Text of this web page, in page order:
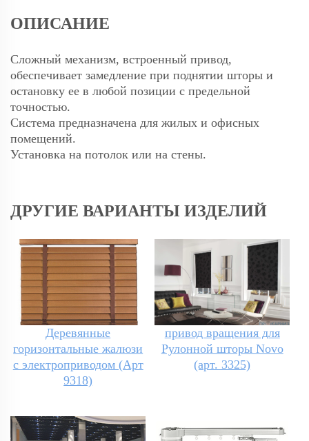
ОПИСАНИЕ
Сложный механизм, встроенный привод,
обеспечивает замедление при поднятии шторы и
остановку ее в любой позиции с предельной
точностью.
Система предназначена для жилых и офисных
помещений.
Установка на потолок или на стены.
ДРУГИЕ ВАРИАНТЫ ИЗДЕЛИЙ
Деревянные
горизонтальные жалюзи
с электроприводом (Арт
9318)
привод вращения для
Рулонной шторы Novo
(арт. 3325)